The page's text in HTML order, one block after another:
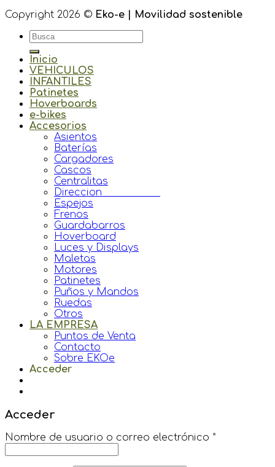
Copyright 2026 © Eko-e | Movilidad sostenible
Inicio
VEHICULOS
INFANTILES
Patinetes
Hoverboards
e-bikes
Accesorios
Asientos
Baterías
Cargadores
Cascos
Centralitas
Direccion
Espejos
Frenos
Guardabarros
Hoverboard
Luces y Displays
Maletas
Motores
Patinetes
Puños y Mandos
Ruedas
Otros
LA EMPRESA
Puntos de Venta
Contacto
Sobre EKOe
Acceder
Acceder
Nombre de usuario o correo electrónico *